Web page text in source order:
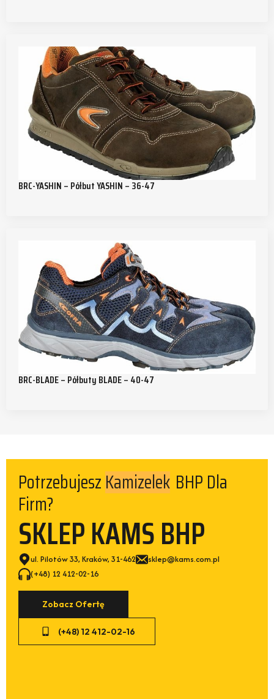
BRC-YASHIN – Półbut YASHIN – 36-47
BRC-BLADE – Półbuty BLADE – 40-47
PotrzebujeszKamizelek BHP Dla
Firm?
SKLEP KAMS BHP
ul. Pilotów 33, Kraków, 31-462
sklep@kams.com.pl
(+48) 12 412-02-16
Zobacz Ofertę
(+48) 12 412-02-16